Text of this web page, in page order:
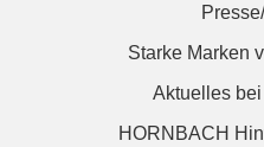
Starke Marken
Aktuelles
HORNBACH